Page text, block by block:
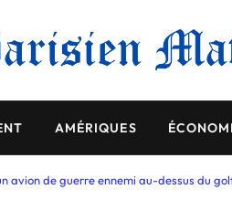
AMÉRIQUES
avion de guerre ennemi au-dessus du